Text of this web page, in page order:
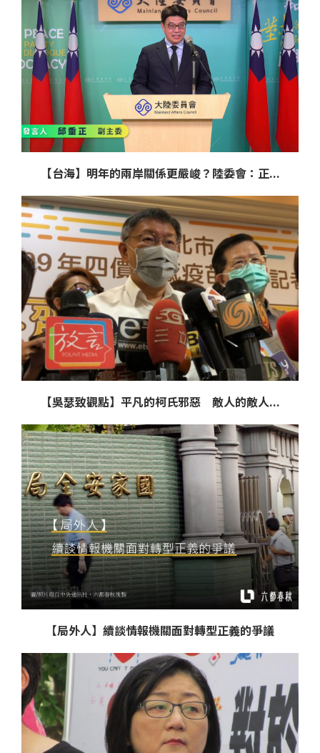
【台海】明年的兩岸關係更嚴峻？陸委會：正...
【吳瑟致觀點】平凡的柯氏邪惡 敵人的敵人...
【局外人】續談情報機關面對轉型正義的爭議